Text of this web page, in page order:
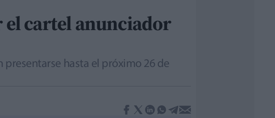
el cartel anunciador
hasta el próximo 26 de